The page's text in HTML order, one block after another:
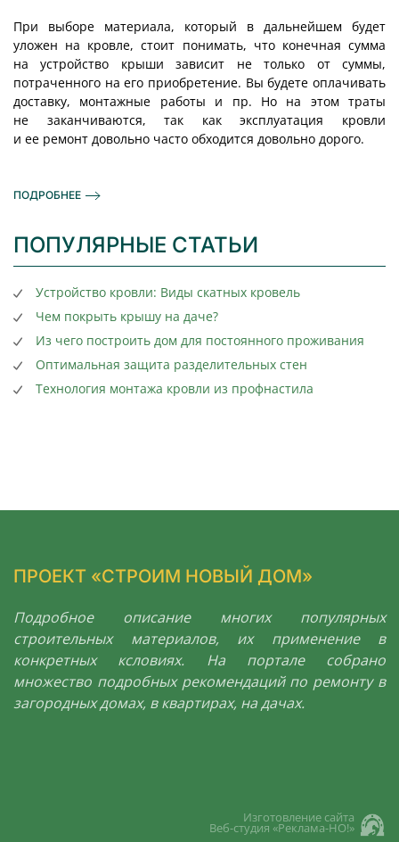
При выборе материала, который в дальнейшем будет
уложен на кровле, стоит понимать, что конечная сумма
на устройство крыши зависит не только от суммы,
потраченного на его приобретение. Вы будете оплачивать
доставку, монтажные работы и пр. Но на этом траты
не заканчиваются, так как эксплуатация кровли
и ее ремонт довольно часто обходится довольно дорого.
ПОДРОБНЕЕ
ПОПУЛЯРНЫЕ СТАТЬИ
Устройство кровли: Виды скатных кровель
Чем покрыть крышу на даче?
Из чего построить дом для постоянного проживания
Оптимальная защита разделительных стен
Технология монтажа кровли из профнастила
ПРОЕКТ «СТРОИМ НОВЫЙ ДОМ»
Подробное описание многих популярных
строительных материалов, их применение в
конкретных ксловиях. На портале собрано
множество подробных рекомендаций по ремонту в
загородных домах, в квартирах, на дачах.
Изготовление сайта
Веб-студия «Реклама-НО!»